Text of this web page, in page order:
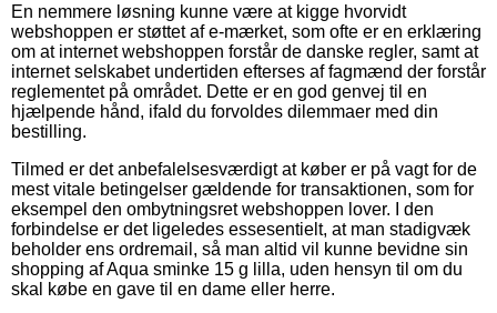
En nemmere løsning kunne være at kigge hvorvidt
webshoppen er støttet af e-mærket, som ofte er en erklæring
om at internet webshoppen forstår de danske regler, samt at
internet selskabet undertiden efterses af fagmænd der forstår
reglementet på området. Dette er en god genvej til en
hjælpende hånd, ifald du forvoldes dilemmaer med din
bestilling.
Tilmed er det anbefalelsesværdigt at køber er på vagt for de
mest vitale betingelser gældende for transaktionen, som for
eksempel den ombytningsret webshoppen lover. I den
forbindelse er det ligeledes essesentielt, at man stadigvæk
beholder ens ordremail, så man altid vil kunne bevidne sin
shopping af Aqua sminke 15 g lilla, uden hensyn til om du
skal købe en gave til en dame eller herre.